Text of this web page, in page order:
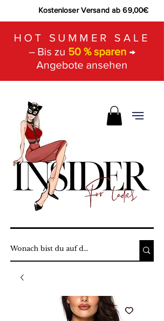
Kostenloser Versand ab 69,00€
HOT SUMMER SALE
– Bis zu 50 % sparen →
Angebote ansehen